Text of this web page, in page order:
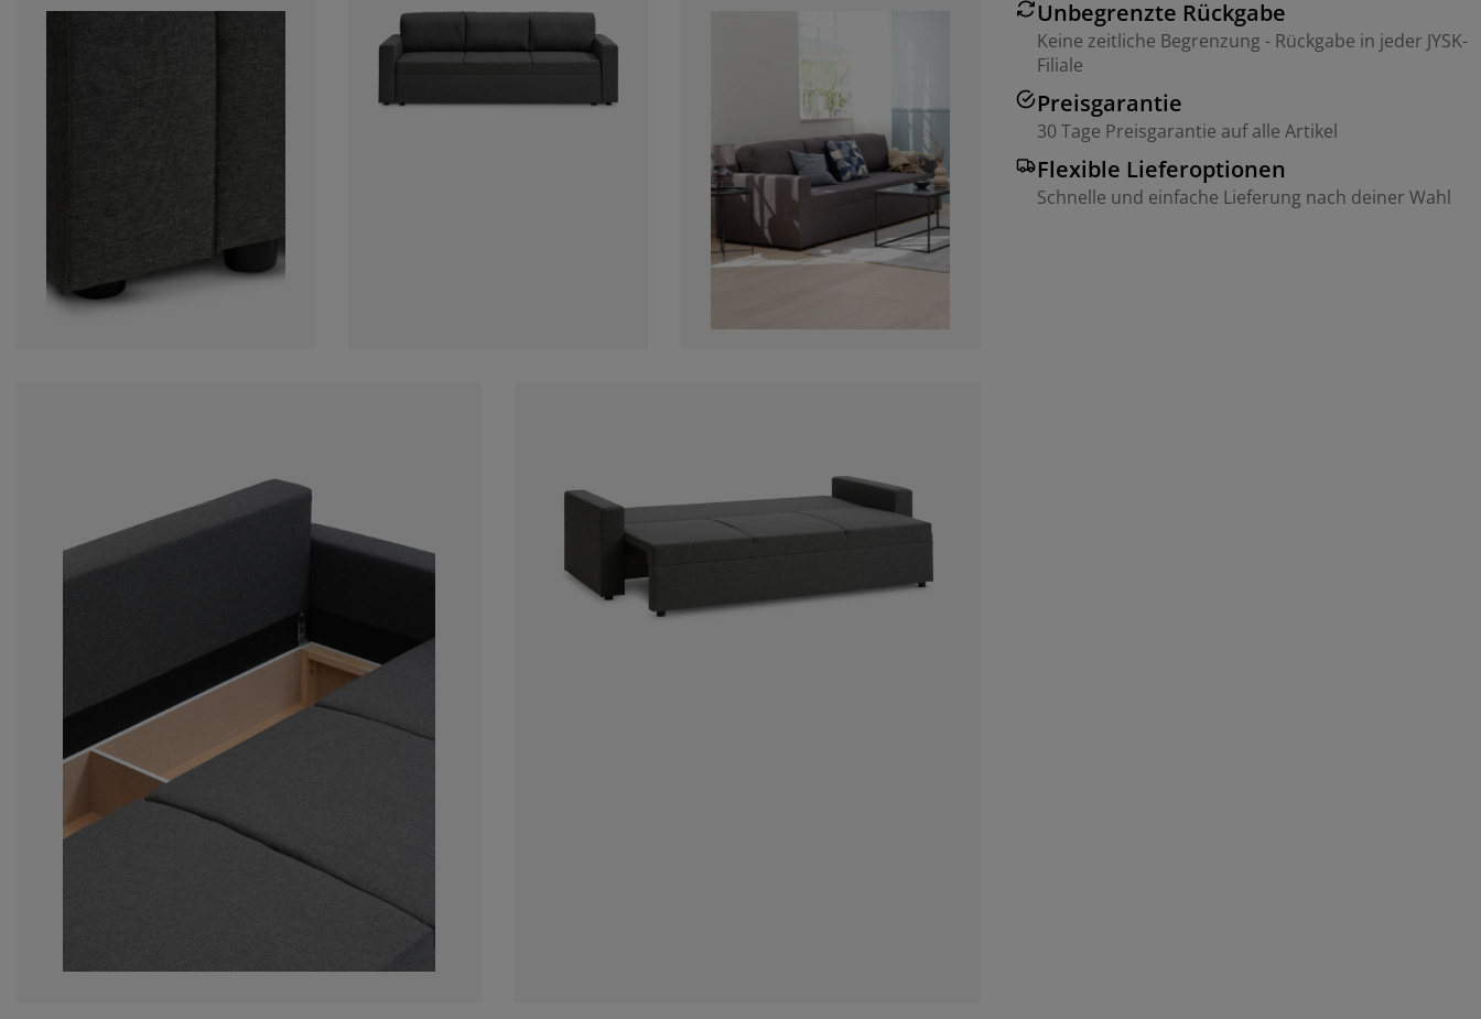
Unbegrenzte Rückgabe
Keine zeitliche Begrenzung - Rückgabe in jeder JYSK-
Filiale
Preisgarantie
30 Tage Preisgarantie auf alle Artikel
Flexible Lieferoptionen
Schnelle und einfache Lieferung nach deiner Wahl